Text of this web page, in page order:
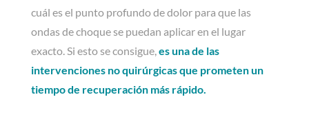
cuál es el punto profundo de dolor para que las
ondas de choque se puedan aplicar en el lugar
exacto. Si esto se consigue, es una de las
intervenciones no quirúrgicas que prometen un
tiempo de recuperación más rápido.